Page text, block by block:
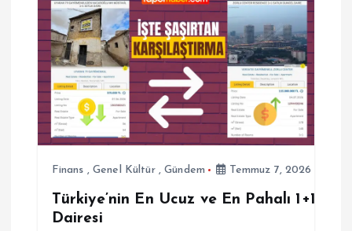
z
n
m
Finans ,Genel Kültür,Gündem Temmuz 7, 2026
Türkiye’nin En Ucuz ve En Pahalı 1+1
Dairesi